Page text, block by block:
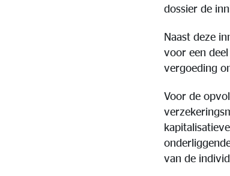
dossier de
Naast deze
voor een
vergoeding
Voor de
van de